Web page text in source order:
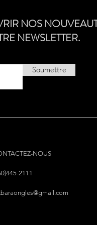
NOS
NEWSLETTER.
Soumettre
NOUS
2111